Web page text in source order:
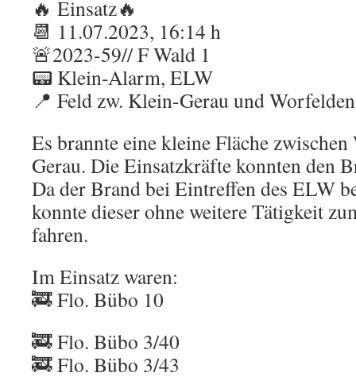
🔥 Einsatz🔥
📆 11.07.2023, 16:14 h
🚨2023-59// F Wald 1
📟 Klein-Alarm, ELW
📍 Feld zw. Klein-Gerau und
Es brannte eine kleine Fläche
Gerau. Die Einsatzkräfte konnten den
Da der Brand bei Eintreffen des ELW
konnte dieser ohne weitere Tätigkeit
fahren.
Im Einsatz waren:
🚒 Flo. Bübo 10
🚒 Flo. Bübo 3/40
🚒 Flo. Bübo 3/43